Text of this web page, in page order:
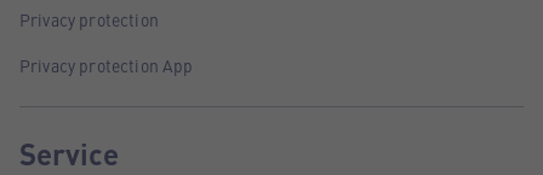
Privacy protection
Privacy protection App
Service